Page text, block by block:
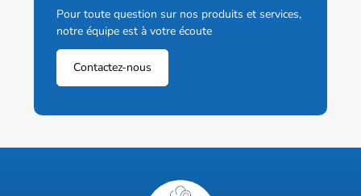
Pour toute question sur nos produits et services,
notre équipe est à votre écoute
Contactez-nous